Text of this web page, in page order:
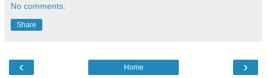
No comments:
Share
‹ ›
Home